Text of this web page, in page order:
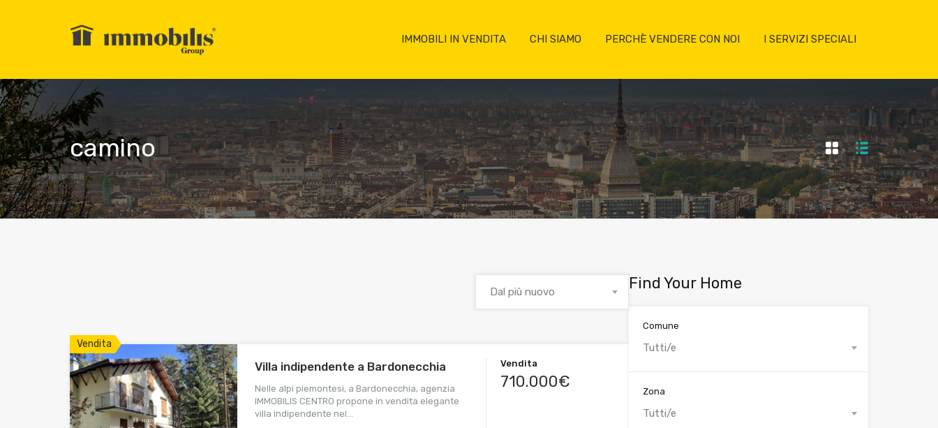
IMMOBILI IN VENDITA CHI SIAMO PERCHÈ VENDERE CON NOI I SERVIZI SPECIALI
camino
Dal più nuovo
Vendita
Villa indipendente a Bardonecchia
Nelle alpi piemontesi, a Bardonecchia, agenzia
IMMOBILIS CENTRO propone in vendita elegante
villa indipendente nel…
Vendita
710.000€
Find Your Home
Comune
Tutti/e
Zona
Tutti/e